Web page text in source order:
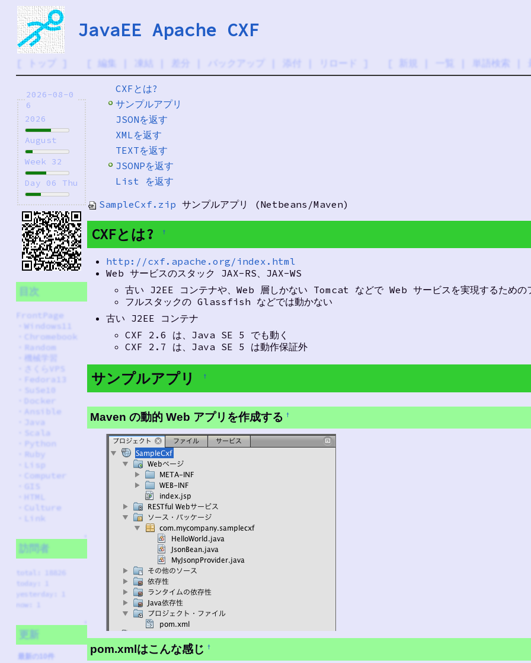
JavaEE Apache CXF
トップ 編集 凍結 差分 バックアップ 添付 リロード 単語検索
2026-08-0
6
2026
August
Week 32
Day 06 Thu
目次
FrontPage
Windows11
Chromebook
Random
機械学習
さくらVPS
Fedora13
SuSe10
Docker
Ansible
Java
Scala
Python
Ruby
Lisp
Computer
GIS
HTML
Culture
Link
訪問者
total: 18826
today: 1
yesterday: 1
now: 1
更新
最新の10件
CXFとは?
サンプルアプリ
JSONを返す
XMLを返す
TEXTを返す
JSONPを返す
List を返す
SampleCxf.zip サンプルアプリ (Netbeans/Maven)
CXFとは? †
http://cxf.apache.org/index.html
Web サービスのスタック JAX-RS、JAX-WS
古い J2EE コンテナや、Web 層しかない Tomcat などで Web サービスを実現するための
フルスタックの Glassfish などでは動かない
古い J2EE コンテナ
CXF 2.6 は、Java SE 5 でも動く
CXF 2.7 は、Java SE 5 は動作保証外
サンプルアプリ †
Maven の動的 Web アプリを作成する†
pom.xmlはこんな感じ†